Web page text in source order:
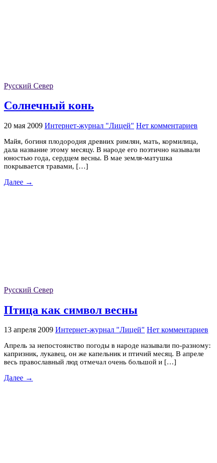
Русский Север
Солнечный конь
20 мая 2009 Интернет-журнал "Лицей" Нет комментариев
Майя, богиня плодородия древних римлян, мать, кормилица,
дала название этому месяцу. В народе его поэтично называли
юностью года, сердцем весны. В мае земля-матушка
покрывается травами, […]
Далее →
Русский Север
Птица как символ весны
13 апреля 2009 Интернет-журнал "Лицей" Нет комментариев
Апрель за непостоянство погоды в народе называли по-разному:
капризник, лукавец, он же капельник и птичий месяц. В апреле
весь православный люд отмечал очень большой и […]
Далее →